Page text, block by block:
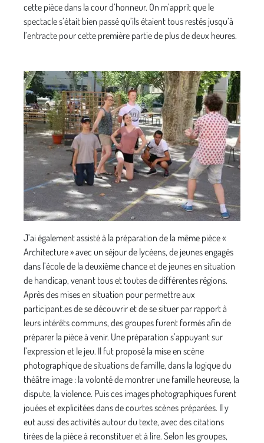
cette pièce dans la cour d’honneur. On m’apprit que le
spectacle s’était bien passé qu’ils étaient tous restés jusqu’à
l’entracte pour cette première partie de plus de deux heures.
J’ai également assisté à la préparation de la même pièce «
Architecture » avec un séjour de lycéens, de jeunes engagés
dans l’école de la deuxième chance et de jeunes en situation
de handicap, venant tous et toutes de différentes régions.
Après des mises en situation pour permettre aux
participant.es de se découvrir et de se situer par rapport à
leurs intérêts communs, des groupes furent formés afin de
préparer la pièce à venir. Une préparation s’appuyant sur
l’expression et le jeu. Il fut proposé la mise en scène
photographique de situations de famille, dans la logique du
théâtre image : la volonté de montrer une famille heureuse, la
dispute, la violence. Puis ces images photographiques furent
jouées et explicitées dans de courtes scènes préparées. Il y
eut aussi des activités autour du texte, avec des citations
tirées de la pièce à reconstituer et à lire. Selon les groupes,